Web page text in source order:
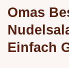
Omas
Einfach